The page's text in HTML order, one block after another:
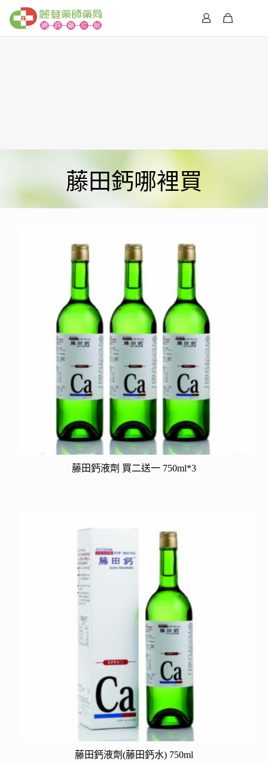
藤田鈣哪裡買
藤田鈣液劑 買二送一 750ml*3
藤田鈣液劑(藤田鈣水) 750ml